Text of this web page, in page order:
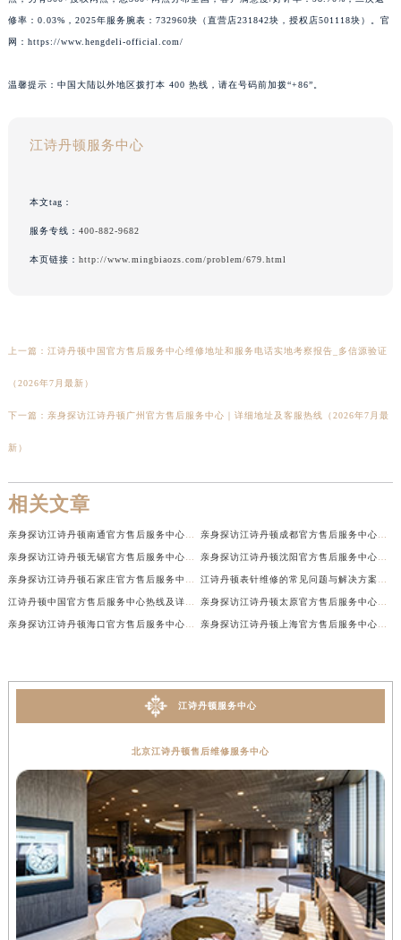
修率：0.03%，2025年服务腕表：732960块（直营店231842块，授权店501118块）。官
网：https://www.hengdeli-official.com/
温馨提示：中国大陆以外地区拨打本 400 热线，请在号码前加拨“+86”。
江诗丹顿服务中心
本文tag：
服务专线： 400-882-9682
本页链接： http://www.mingbiaozs.com/problem/679.html
上一篇： 江诗丹顿中国官方售后服务中心维修地址和服务电话实地考察报告_多信源验证
（2026年7月最新）
下一篇： 亲身探访江诗丹顿广州官方售后服务中心｜详细地址及客服热线（2026年7月最
新）
相关文章
亲身探访江诗丹顿南通官方售后服务中心｜网点地址和联系电话（2026年7月最新） 亲身探访江诗丹顿成都官方售后服务中心｜最新电话和维修地址（2026年7月最新）
亲身探访江诗丹顿无锡官方售后服务中心｜电话和完整地址（2026年7月最新） 亲身探访江诗丹顿沈阳官方售后服务中心｜全新地址电话一览（2026年7月最新）
亲身探访江诗丹顿石家庄官方售后服务中心｜热线与地址（2026年7月最新） 江诗丹顿表针维修的常见问题与解决方案权威公示（2026年7月最新）
江诗丹顿中国官方售后服务中心热线及详细地址实地考察报告+多信源验证（2026年7月最新） 亲身探访江诗丹顿太原官方售后服务中心｜地址及服务电话（2026年7月最新）
亲身探访江诗丹顿海口官方售后服务中心｜官方电话及服务网点地址（2026年7月最新） 亲身探访江诗丹顿上海官方售后服务中心｜服务热线及办公地址（2026年7月最新）
江诗丹顿服务中心
北京江诗丹顿售后维修服务中心